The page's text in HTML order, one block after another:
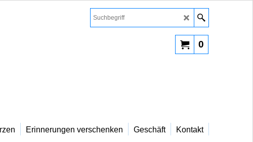
0
Erinnerungen verschenken Geschäft Kontakt